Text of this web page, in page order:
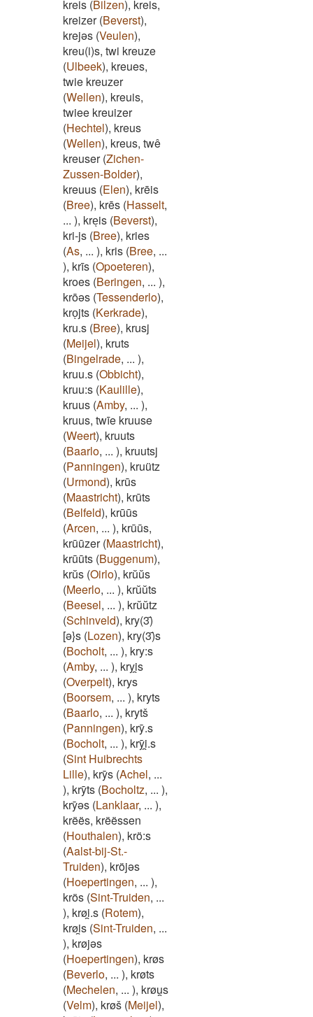
kreis (Bilzen), kreis,
kreizer(Beverst),
krejəs (Veulen),
kreu(i)s, twi kreuze
(Ulbeek), kreues,
twie kreuzer
(Wellen), kreuis,
twiee kreuizer
(Hechtel), kreus
(Wellen), kreus, twê
kreuser(Zichen-
Zussen-Bolder),
kreuus (Elen), krēis
(Bree), krēs (Hasselt,
... ), kreͅis (Beverst),
kri-js (Bree), kries
(As, ... ), kris (Bree, ...
), krīs (Opoeteren),
kroes (Beringen, ... ),
krōəs (Tessenderlo),
kroͅjts (Kerkrade),
kru.s (Bree), krusj
(Meijel), kruts
(Bingelrade, ... ),
kruu.s (Obbicht),
kruu:s (Kaulille),
kruus (Amby, ... ),
kruus, twīe kruuse
(Weert), kruuts
(Baarlo, ... ), kruutsj
(Panningen), kruütz
(Urmond), krūs
(Maastricht), krūts
(Belfeld), krūūs
(Arcen, ... ), krūūs,
krūūzer(Maastricht),
krūūts (Buggenum),
krŭs (Oirlo), krŭŭs
(Meerlo, ... ), krŭŭts
(Beesel, ... ), krŭŭtz
(Schinveld), kry(3)̄
[ə}s (Lozen), kry(3)̄s
(Bocholt, ... ), kry:s
(Amby, ... ), kryi̯s
(Overpelt), krys
(Boorsem, ... ), kryts
(Baarlo, ... ), krytš
(Panningen), krȳ.s
(Bocholt, ... ), krȳi̯.s
(Sint Huibrechts
Lille), krȳs (Achel, ...
), krȳts (Bocholtz, ... ),
krȳǝs (Lanklaar, ... ),
krëës, krëëssen
(Houthalen), krö:s
(Aalst-bij-St.-
Truiden), kröjəs
(Hoepertingen, ... ),
krös (Sint-Truiden, ...
), krøi̯.s (Rotem),
krøi̯s (Sint-Truiden, ...
), krøjəs
(Hoepertingen), krøs
(Beverlo, ... ), krøts
(Mechelen, ... ), krøu̯s
(Velm), krøš (Meijel),